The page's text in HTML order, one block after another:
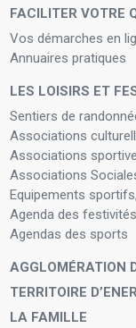
FACILITER VOTRE
Vos démarches en
Annuaires pratiques
LES LOISIRS ET
Sentiers de
Associations
Associations
Associations
Equipements
Agenda des festivités
Agendas des sports
AGGLOMÉRATION
TERRITOIRE
LA FAMILLE